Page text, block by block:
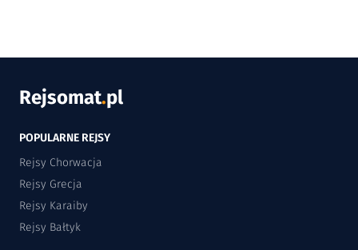
Rejsomat.pl
POPULARNE REJSY
Rejsy Chorwacja
Rejsy Grecja
Rejsy Karaiby
Rejsy Bałtyk